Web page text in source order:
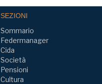
SEZIONI
Sommario
Federmanager
Cida
Società
Pensioni
Cultura